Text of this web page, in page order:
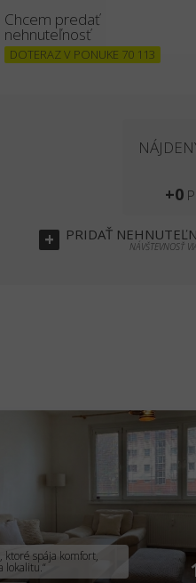
Chcem predať
nehnuteľnosť
DOTERAZ V PONUKE 70 113
+0
+ PRIDAŤ
NÁVŠTEVNOSŤ
ktoré spája komfort,
lokalitu.“